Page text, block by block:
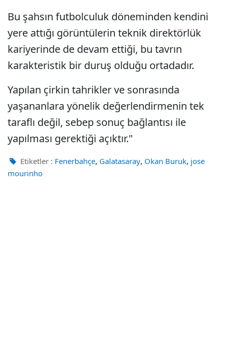
Bu şahsın futbolculuk döneminden kendini
yere attığı görüntülerin teknik direktörlük
kariyerinde de devam ettiği, bu tavrın
karakteristik bir duruş olduğu ortadadır.
Yapılan çirkin tahrikler ve sonrasında
yaşananlara yönelik değerlendirmenin tek
taraflı değil, sebep sonuç bağlantısı ile
yapılması gerektiği açıktır."
Etiketler : Fenerbahçe, Galatasaray, Okan Buruk, jose
mourinho